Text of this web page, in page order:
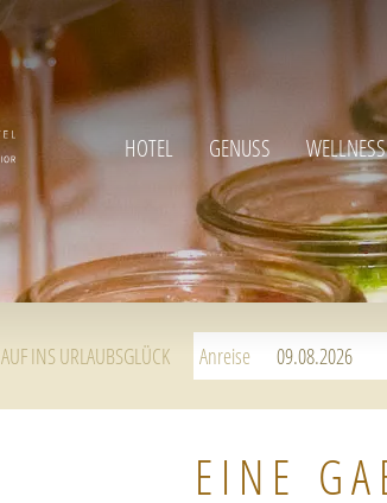
HOTEL GENUSS WELLNESS
AUF INS URLAUBSGLÜCK Anreise
EINE